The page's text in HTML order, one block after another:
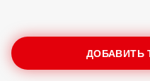
ДОБАВИТЬ